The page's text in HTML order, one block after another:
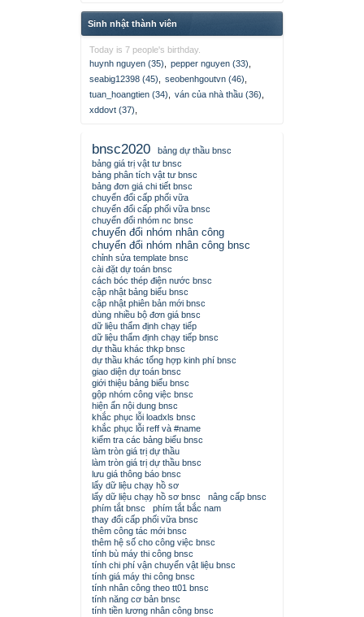
Sinh nhật thành viên
Today is 7 people's birthday.
huynh nguyen (35)
pepper nguyen (33)
seabig12398 (45)
seobenhgoutvn (46)
tuan_hoangtien (34)
ván của nhà thầu (36)
xddovt (37)
bnsc2020
bảng dự thầu bnsc
bảng giá trị vật tư bnsc
bảng phân tích vật tư bnsc
bảng đơn giá chi tiết bnsc
chuyển đổi cấp phối vữa
chuyển đổi cấp phối vữa bnsc
chuyển đổi nhóm nc bnsc
chuyển đổi nhóm nhân công
chuyển đổi nhóm nhân công bnsc
chỉnh sửa template bnsc
cài đặt dự toán bnsc
cách bóc thép điện nước bnsc
cập nhật bảng biểu bnsc
cập nhật phiên bản mới bnsc
dùng nhiều bộ đơn giá bnsc
dữ liệu thẩm định chạy tiếp
dữ liệu thẩm định chạy tiếp bnsc
dự thầu khác thkp bnsc
dự thầu khác tổng hợp kinh phí bnsc
giao diện dự toán bnsc
giới thiệu bảng biểu bnsc
gộp nhóm công việc bnsc
hiện ẩn nội dung bnsc
khắc phục lỗi loadxls bnsc
khắc phục lỗi reff và #name
kiểm tra các bảng biểu bnsc
làm tròn giá trị dự thầu
làm tròn giá trị dự thầu bnsc
lưu giá thông báo bnsc
lấy dữ liệu chạy hồ sơ
lấy dữ liệu chạy hồ sơ bnsc
nâng cấp bnsc
phím tắt bnsc
phím tắt bắc nam
thay đổi cấp phối vữa bnsc
thêm công tác mới bnsc
thêm hệ số cho công việc bnsc
tính bù máy thi công bnsc
tính chi phí vận chuyển vật liệu bnsc
tính giá máy thi công bnsc
tính nhân công theo tt01 bnsc
tính năng cơ bản bnsc
tính tiền lương nhân công bnsc